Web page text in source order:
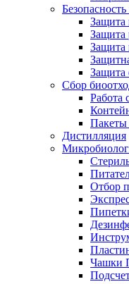
Защита
Защита
Защита
Защита
Сбор
Работа
Пакеты
Дистилляция
Отбор
Чашки